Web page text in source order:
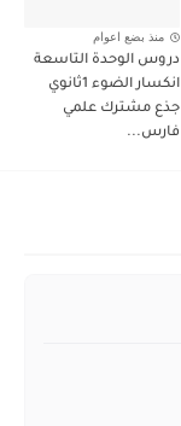
منذ بضع اعوام
دروس الوحدة التاسعة
انكسار الضوء 1ثانوي
جذع مشترك علمي
فارس...